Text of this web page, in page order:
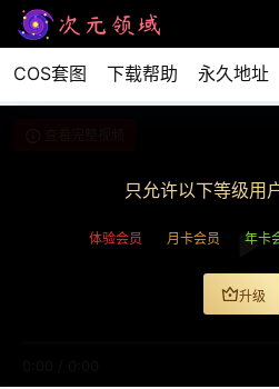
COS套图 下载帮助 永久地址
只允许以下等级用
体验会员 月卡会员 年卡
升级